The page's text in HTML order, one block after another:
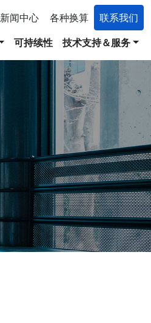
新闻中心 各种换算
联系我们
可持续性 技术支持＆服务